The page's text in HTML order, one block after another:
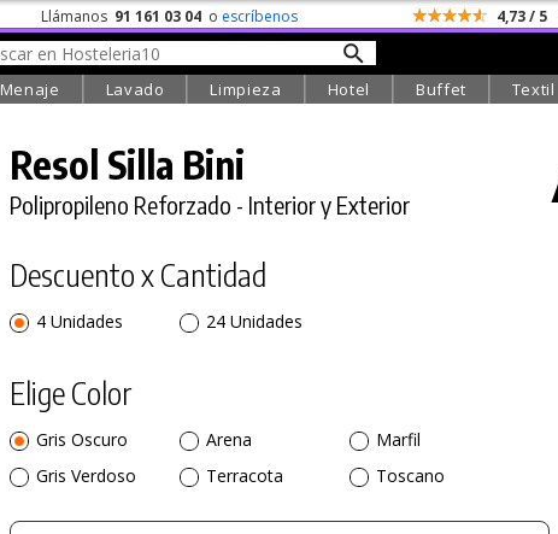
Llámanos 91 161 03 04 o escríbenos 4,73 / 5
Menaje Lavado Limpieza Hotel Buffet Textil
Resol Silla Bini
Polipropileno Reforzado - Interior y Exterior
Descuento x Cantidad
4 Unidades 24 Unidades
Elige Color
Gris Oscuro Arena
Marfil
Gris Verdoso
Terracota Toscano